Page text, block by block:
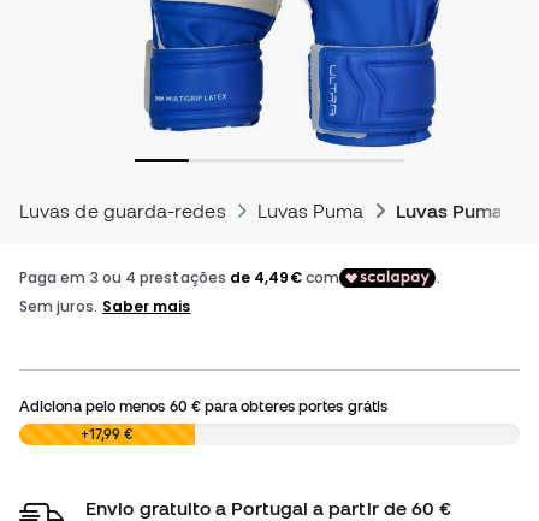
Luvas de guarda-redes Luvas Puma Luvas Puma
Adiciona pelo menos 60 €para obteres portes grátis
0,00 € +17,99 €
Envio gratuito a Portugal a partir de 60 €